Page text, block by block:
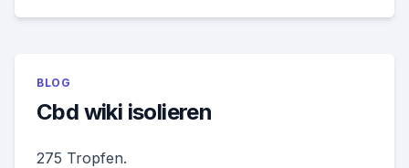
BLOG
Cbd wiki isolieren
275 Tropfen.